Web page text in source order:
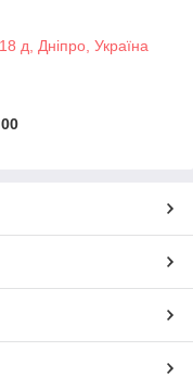
д, Дніпро, Україна